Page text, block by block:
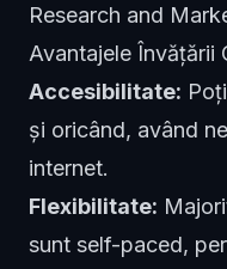
Research and
Avantajele Învățării
Accesibilitate:
și oricând, având
internet.
Flexibilitate:
sunt self-paced,